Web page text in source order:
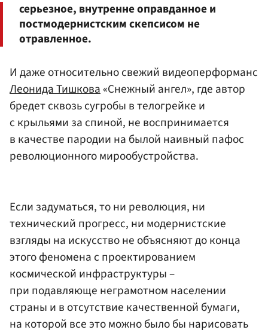
серьезное, внутренне оправданное и
постмодернистским скепсисом не
отравленное.
И даже относительно свежий видеоперформанс
Леонида Тишкова«Снежный ангел», где автор
бредет сквозь сугробы в телогрейке и
с крыльями за спиной, не воспринимается
в качестве пародии на былой наивный пафос
революционного мирообустройства.
Если задуматься, то ни революция, ни
технический прогресс, ни модернистские
взгляды на искусство не объясняют до конца
этого феномена с проектированием
космической инфраструктуры –
при подавляюще неграмотном населении
страны и в отсутствие качественной бумаги,
на которой все это можно было бы нарисовать